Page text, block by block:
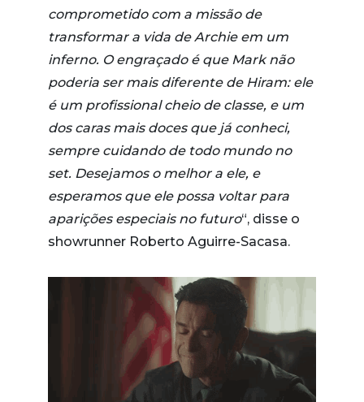
comprometido com a missão de
transformar a vida de Archie em um
inferno. O engraçado é que Mark não
poderia ser mais diferente de Hiram: ele
é um profissional cheio de classe, e um
dos caras mais doces que já conheci,
sempre cuidando de todo mundo no
set. Desejamos o melhor a ele, e
esperamos que ele possa voltar para
aparições especiais no futuro“, disse o
showrunner Roberto Aguirre-Sacasa.